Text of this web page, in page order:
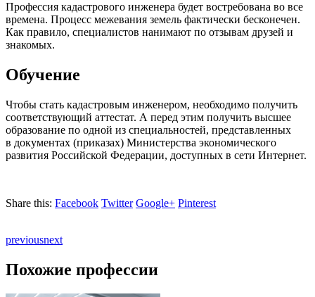
Профессия кадастрового инженера будет востребована во все
времена. Процесс межевания земель фактически бесконечен.
Как правило, специалистов нанимают по отзывам друзей и
знакомых.
Обучение
Чтобы стать кадастровым инженером, необходимо получить
соответствующий аттестат. А перед этим получить высшее
образование по одной из специальностей, представленных
в документах (приказах) Министерства экономического
развития Российской Федерации, доступных в сети Интернет.
Share this: Facebook Twitter Google+ Pinterest
previousnext
Похожие профессии